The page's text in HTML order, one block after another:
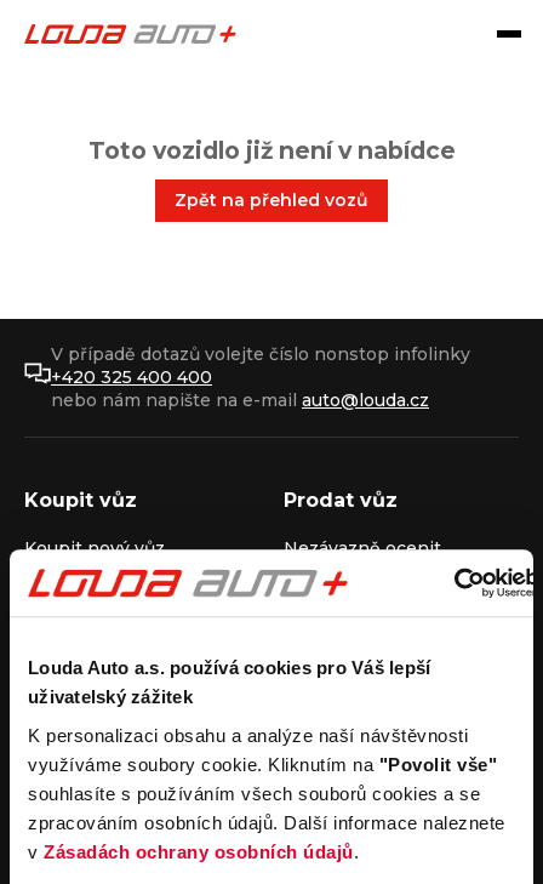
Louda Auto a.s. používá cookies pro Váš lepší
uživatelský zážitek
K personalizaci obsahu a analýze naší návštěvnosti
využíváme soubory cookie. Kliknutím na "Povolit vše"
souhlasíte s používáním všech souborů cookies a se
zpracováním osobních údajů. Další informace naleznete
v Zásadách ochrany osobních údajů.
Toto vozidlo již není v nabídce
Zpět na přehled vozů
V případě dotazů volejte číslo nonstop infolinky
+420 325 400 400
nebo nám napište na e-mail auto@louda.cz
Koupit vůz
Koupit nový vůz
Koupit ojetý vůz
Koupit užitkový vůz
Prodat vůz
Nezávazně ocenit
Průběh výkupu vozu
Pronájem
Carsharing
Autopůjčovna
Operativní leasing
Společnost
Louda Auto+ Poděbrady
Obytné vozy
Novinky
Kariéra
Servisní služby Důležité odkazy